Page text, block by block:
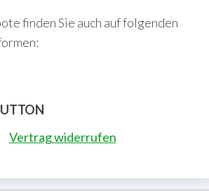
finden Sie auch auf folgenden
Vertrag widerrufen